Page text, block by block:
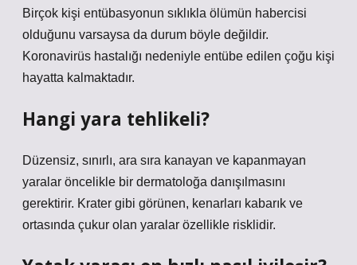
Birçok kişi entübasyonun sıklıkla ölümün habercisi
olduğunu varsaysa da durum böyle değildir.
Koronavirüs hastalığı nedeniyle entübe edilen çoğu kişi
hayatta kalmaktadır.
Hangi yara tehlikeli?
Düzensiz, sınırlı, ara sıra kanayan ve kapanmayan
yaralar öncelikle bir dermatoloğa danışılmasını
gerektirir. Krater gibi görünen, kenarları kabarık ve
ortasında çukur olan yaralar özellikle risklidir.